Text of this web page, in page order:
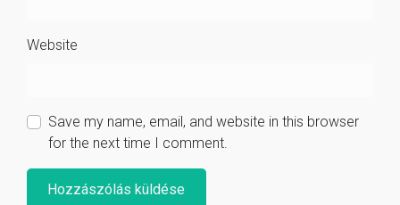
Website
Save my name, email, and website in this browser
for the next time I comment.